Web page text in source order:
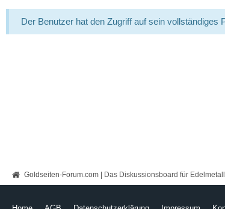
Goldseiten-Forum.com | Das Diskussionsboard für
Der Benutzer hat den Zugriff auf sein vollständiges